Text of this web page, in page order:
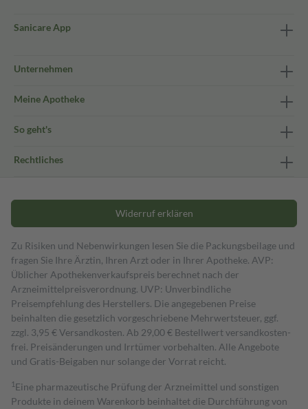
Sanicare App
Unternehmen
Meine Apotheke
So geht's
Rechtliches
Widerruf erklären
Zu Risiken und Nebenwirkungen lesen Sie die Packungsbeilage und
fragen Sie Ihre Ärztin, Ihren Arzt oder in Ihrer Apotheke. AVP:
Üblicher Apothekenverkaufspreis berechnet nach der
Arzneimittelpreisverordnung. UVP: Unverbindliche
Preisempfehlung des Herstellers. Die angegebenen Preise
beinhalten die gesetzlich vorgeschriebene Mehrwertsteuer, ggf.
zzgl. 3,95 € Versandkosten. Ab 29,00 € Bestell­wert versand­kosten­
frei. Preisänderungen und Irrtümer vorbehalten. Alle Angebote
und Gratis-Beigaben nur solange der Vorrat reicht.
1 Eine pharmazeutische Prüfung der Arzneimittel und sonstigen
Produkte in deinem Warenkorb beinhaltet die Durchführung von